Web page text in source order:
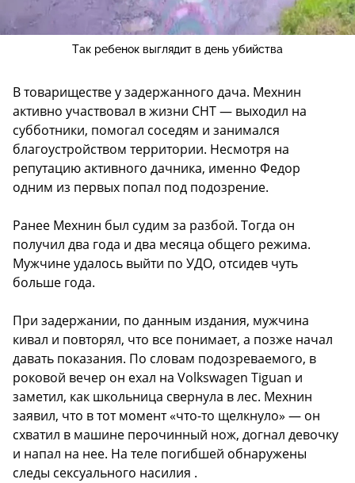
Так ребенок выглядит в день убийства
В товариществе у задержанного дача. Мехнин
активно участвовал в жизни СНТ — выходил на
субботники, помогал соседям и занимался
благоустройством территории. Несмотря на
репутацию активного дачника, именно Федор
одним из первых попал под подозрение.
Ранее Мехнин был судим за разбой. Тогда он
получил два года и два месяца общего режима.
Мужчине удалось выйти по УДО, отсидев чуть
больше года.
При задержании, по данным издания, мужчина
кивал и повторял, что все понимает, а позже начал
давать показания. По словам подозреваемого, в
роковой вечер он ехал на Volkswagen Tiguan и
заметил, как школьница свернула в лес. Мехнин
заявил, что в тот момент «что-то щелкнуло» — он
схватил в машине перочинный нож, догнал девочку
и напал на нее. На теле погибшей обнаружены
следы сексуального насилия .